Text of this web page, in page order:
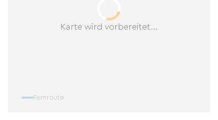
Karte wird vorbereitet...
Fernroute